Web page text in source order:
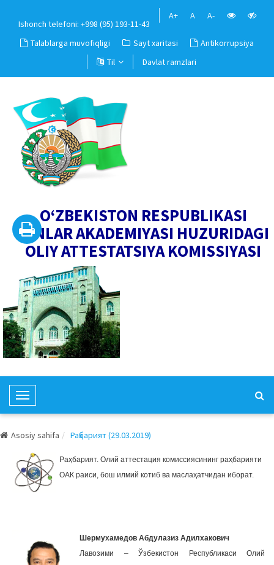
Ishonch telefoni: +998 (95) 193-11-43
A+ A A-
Talablarga muvofiqligi Sayt xaritasi
Antikorrupsiya
Til
Davlat ramzlari
O‘ZBEKISTON RESPUBLIKASI
FANLAR AKADEMIYASI HUZURIDAGI
OLIY ATTESTATSIYA KOMISSIYASI
T
o
g
e
N
Asosiy sahifa Раҳбарият (29.03.2019)
Раҳбарият. Олий аттестация комиссиясининг раҳбарияти
ОАК раиси, бош илмий котиб ва маслаҳатчидан иборат.
Шермухамедов Абдулазиз Адилхакович
Лавозими – Ўзбекистон Республикаси Олий